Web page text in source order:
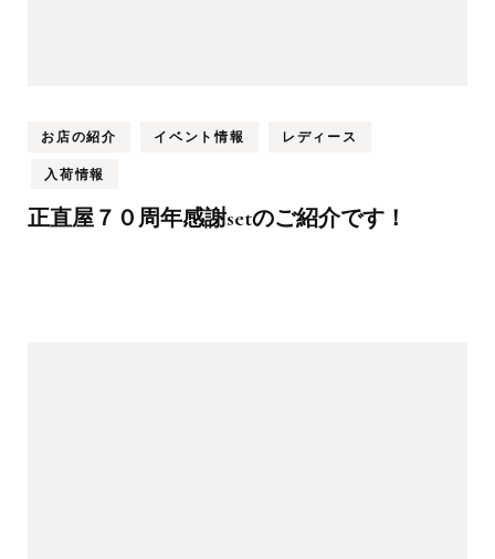
お店の紹介 イベント情報 レディース
入荷情報
正直屋７０周年感謝setのご紹介です！